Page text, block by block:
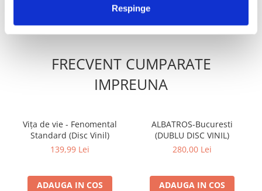
Respinge
FRECVENT CUMPARATE
IMPREUNA
Vița de vie - Fenomental
Standard (Disc Vinil)
139,99 Lei
ADAUGA IN COS
ALBATROS-Bucuresti
(DUBLU DISC VINIL)
280,00 Lei
ADAUGA IN COS